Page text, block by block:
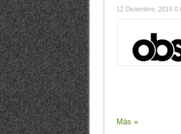
12 Diciembre, 2016 0
Más »